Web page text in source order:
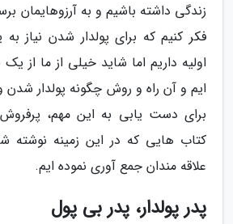
زندگی داشته باشیم و به آرزوهایمان
فکر کنیم که برای پولدار شدن نیاز
اولیه داریم اما شاید خیلی از ما از
ایم و آن راه و روش چگونه پولدار
برای دست یابی به این مهم،
کتاب هایی که در این زمینه نوشته
علاقه مندان جمع آوری نموده ایم.
پدر پولدار، پدر بی پول